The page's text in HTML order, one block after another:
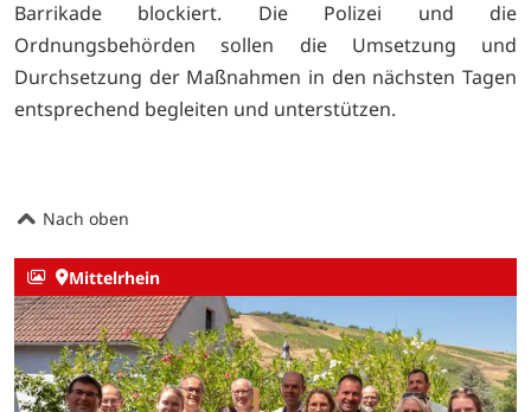
Barrikade blockiert. Die Polizei und die
Ordnungsbehörden sollen die Umsetzung und
Durchsetzung der Maßnahmen in den nächsten Tagen
entsprechend begleiten und unterstützen.
Nach oben
Mittelrhein